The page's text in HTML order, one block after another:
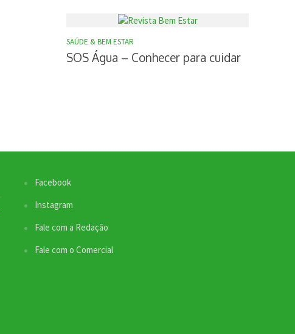
SAÚDE & BEM ESTAR
SOS Água – Conhecer para cuidar
Facebook
Instagram
Fale com a Redação
Fale com o Comercial